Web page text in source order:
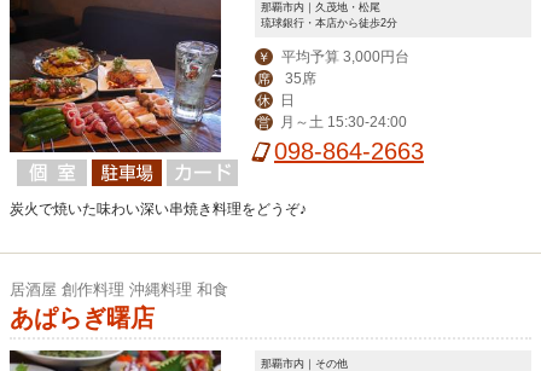
那覇市内｜久茂地・松尾
琉球銀行・本店から徒歩2分
￥ 平均予算 3,000円台
席 35席
休 日
営 月～土 15:30-24:00
098-864-2663
炭火で焼いた味わい深い串焼き料理をどうぞ♪
居酒屋 創作料理 沖縄料理 和食
あぱらぎ曙店
那覇市内｜その他